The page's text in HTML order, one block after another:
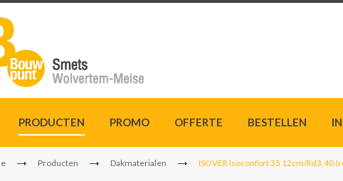
PRODUCTEN PROMO OFFERTE BESTELLEN
Producten Dakmaterialen ISOVER Isoconfort 35 12cm/Rd3.40